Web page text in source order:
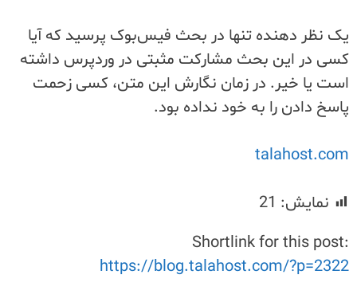
یک نظر دهنده تنها در بحث فیس‌بوک پرسید که آیا
کسی در این بحث مشارکت مثبتی در وردپرس داشته
است یا خیر. در زمان نگارش این متن، کسی زحمت
پاسخ دادن را به خود نداده بود.
talahost.com
نمایش: 21
Shortlink for this post:
https://blog.talahost.com/?p=2322